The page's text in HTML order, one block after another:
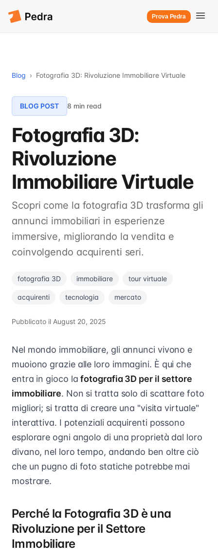
Prova Pedra
Blog › Fotografia 3D: Rivoluzione Immobiliare Virtuale
BLOG POST 8 min read
Fotografia 3D:
Rivoluzione
Immobiliare Virtuale
Scopri come la fotografia 3D trasforma gli
annunci immobiliari in esperienze
immersive, migliorando la vendita e
coinvolgendo acquirenti seri.
fotografia 3D immobiliare tour virtuale
acquirenti tecnologia mercato
Pubblicato il August 20, 2025
Nel mondo immobiliare, gli annunci vivono e
muoiono grazie alle loro immagini. È qui che
entra in gioco lafotografia 3D per il settore
immobiliare. Non si tratta solo di scattare foto
migliori; si tratta di creare una "visita virtuale"
interattiva. I potenziali acquirenti possono
esplorare ogni angolo di una proprietà dal loro
divano, nel loro tempo, andando ben oltre ciò
che un pugno di foto statiche potrebbe mai
mostrare.
Perché la Fotografia 3D è una
Rivoluzione per il Settore
Immobiliare